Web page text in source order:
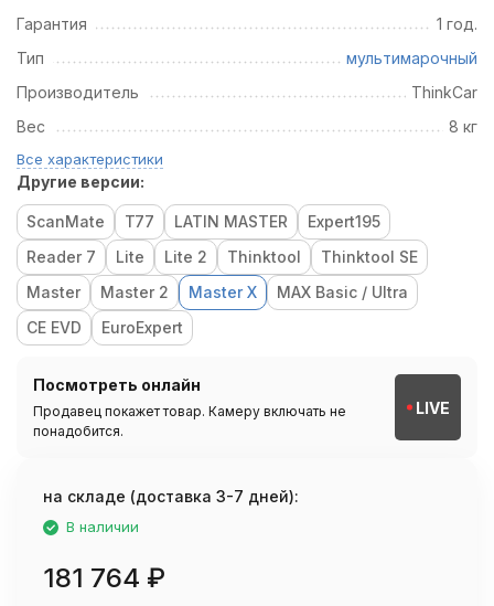
Гарантия
1 год.
Тип
мультимарочный
Производитель
ThinkCar
Вес
8 кг
Все характеристики
Другие версии:
ScanMate T77 LATIN MASTER
Expert195
Reader 7
Lite Lite 2 Thinktool
Thinktool SE
Master
Master 2 Master X
MAX Basic / Ultra
CE EVD
EuroExpert
Посмотреть онлайн
Продавец покажет товар. Камеру включать не
понадобится.
LIVE
на складе (доставка 3-7 дней):
В наличии
181 764 ₽